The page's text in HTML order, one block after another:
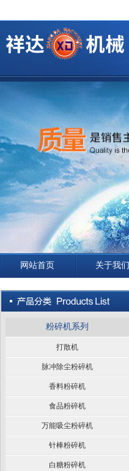
网站首页 关于我们
粉碎机系列
打散机
脉冲除尘粉碎机
香料粉碎机
食品粉碎机
万能吸尘粉碎机
针棒粉碎机
白糖粉碎机